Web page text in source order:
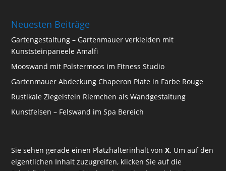
Neuesten Beiträge
Gartengestaltung – Gartenmauer verkleiden mit
Kunststeinpaneele Amalfi
Mooswand mit Polstermoos im Fitness Studio
Gartenmauer Abdeckung Chaperon Plate in Farbe Rouge
Rustikale Ziegelstein Riemchen als Wandgestaltung
Kunstfelsen – Felswand im Spa Bereich
Sie sehen gerade einen Platzhalterinhalt vonX. Um auf den
eigentlichen Inhalt zuzugreifen, klicken Sie auf die